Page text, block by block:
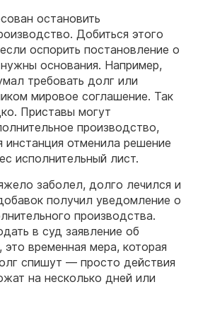
остановить
Добиться этого
оспорить постановление о
основания. Например,
требовать долг или
мировое соглашение. Так
Приставы могут
производство,
отменила решение
исполнительный лист.
заболел, долго лечился и
получил уведомление о
производства.
в суд заявление об
это временная мера, которая
спишут — просто действия
на несколько дней или